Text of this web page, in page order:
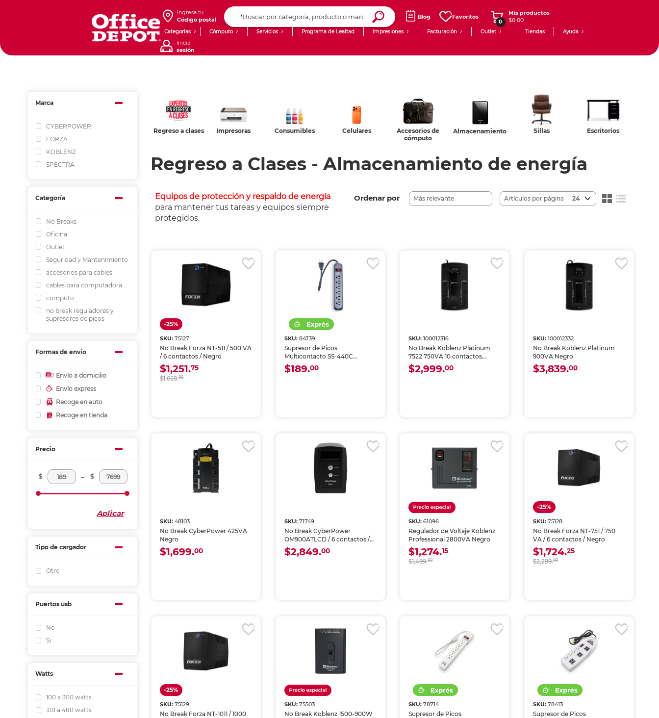
Ingresa tu
Código postal
Blog Favoritos
0
Mis productos
$0.00
Categorías Cómputo
Monitores
Servicios
Venta corporativa
Programa de Lealtad Impresiones Facturación Outlet Tiendas Ayuda
Inicia
sesión
Marca
CYBERPOWER
FORZA
KOBLENZ
SPECTRA
Categoría
No Breaks
Oficina
Outlet
Seguridad y Mantenimiento
accesorios para cables
cables para computadora
computo
no break reguladores y
supresores de picos
Formas de envío
Envío a domicilio
Envío express
Recoge en auto
Recoge en tienda
Precio
$ - $
Aplicar
Tipo de cargador
Otro
Puertos usb
No
Si
Watts
100 a 300 watts
301 a 480 watts
Regreso a clases
Impresoras Consumibles Celulares
Accesorios de
Almacenamiento Sillas Escritorios Lámparas
Regreso a Clases - Almacenamiento de energía
Equipos de protección y respaldo de energía
para mantener tus tareas y equipos siempre
protegidos.
Ordenar por Artículos por página 24
-25%
SKU:75127
No Break Forza NT-511 / 500 VA
/ 6 contactos / Negro
$1,251.75
$1,669.00
SKU: 84739
Supresor de Picos
Multicontacto SS-440C
Koblenz / 6 contactos / 440
joules / Negro
$189.00
SKU:100012316
No Break Koblenz Platinum
7522 750VA 10 contactos
Negro
$2,999.00
SKU: 100012332
No Break Koblenz Platinum
900VA Negro
$3,839.00
SKU:48103
No Break CyberPower 425VA
Negro
$1,699.00
SKU: 71749
No Break CyberPower
OM900ATLCD / 6 contactos /
Negro
$2,849.00
SKU:61096
Regulador de Voltaje Koblenz
Professional 2800VA Negro
$1,274.15
$1,499.00
-25%
SKU: 75128
No Break Forza NT-751 / 750
VA / 6 contactos / Negro
$1,724.25
$2,299.00
-25%
SKU:75129
No Break Forza NT-1011 / 1000
SKU: 75503
No Break Koblenz 1500-900W
SKU:78714
Supresor de Picos
SKU: 78413
Supresor de Picos